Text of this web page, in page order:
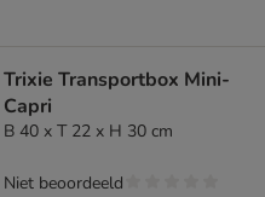
Trixie Transportbox Mini-
Capri
B 40 x T 22 x H 30 cm
Niet beoordeeld